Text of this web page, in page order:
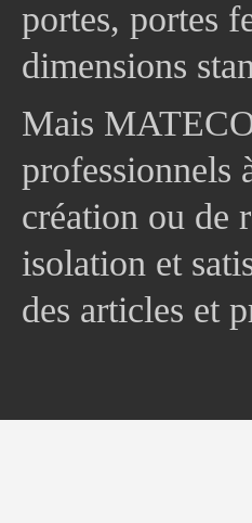
portes, portes
dimensions
Mais
professionnels
création ou de
isolation et
des articles et